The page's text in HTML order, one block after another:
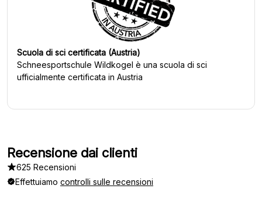
Scuola di sci certificata (Austria)
Schneesportschule Wildkogel è una scuola di sci
ufficialmente certificata in Austria
Recensione dai clienti
625 Recensioni
Effettuiamo controlli sulle recensioni